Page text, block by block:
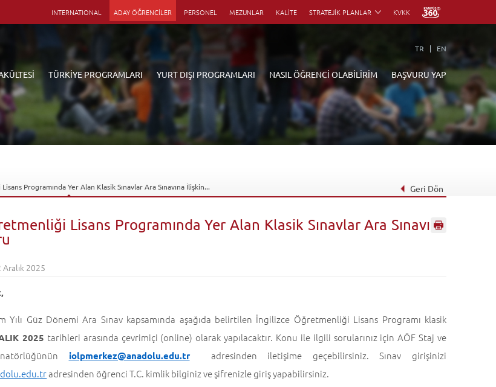
INTERNATIONAL ADAY ÖĞRENCİLER PERSONEL MEZUNLAR KALİTE STRATEJİK PLANLAR KVKK
TR EN
TÜRKİYE PROGRAMLARI YURT DIŞI PROGRAMLARI NASIL ÖĞRENCİ OLABİLİRİM BAŞVURU YAP
Programında Yer Alan Klasik Sınavlar Ara Sınavına İlişkin... Geri Dön
Lisans Programında Yer Alan Klasik Sınavlar Ara Sınavına
2025
Yılı Güz Dönemi Ara Sınav kapsamında aşağıda belirtilen İngilizce Öğretmenliği Lisans Programı klasik
2025 tarihleri arasında çevrimiçi (online) olarak yapılacaktır. Konu ile ilgili sorularınız için AÖF Staj ve
iolpmerkez@anadolu.edu.tradresinden iletişime geçebilirsiniz. Sınav girişinizi
adresinden öğrenci T.C. kimlik bilginiz ve şifrenizle giriş yapabilirsiniz.